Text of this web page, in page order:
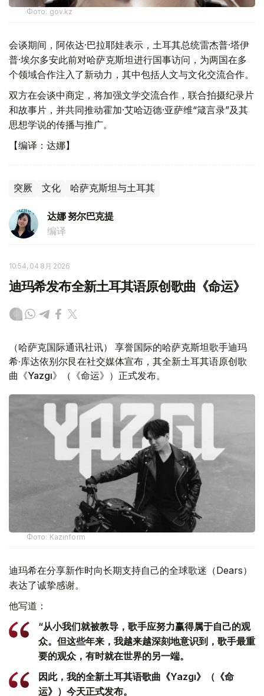
Фото: gov.kz
会谈期间，阿依达·巴拉耶娃表示，土耳其总统雷杰普·塔伊
普·埃尔多安此前对哈萨克斯坦进行国事访问，为两国在多
个领域合作注入了新动力，其中包括人文与文化交流合作。
双方在会谈中商定，将加强文学交流合作，联合拍摄纪录片
和故事片，并共同推动霍加·艾哈迈德·亚萨维“箴言录”及其
思想学说的传播与推广。
【编译：达娜】
突厥 文化 哈萨克斯坦与土耳其
达娜 努尔巴克提
编译
10:54, 04 8月 2026
迪玛希发布全新土耳其语原创歌曲《命运》
（哈萨克国际通讯社讯） 享誉国际的哈萨克斯坦歌手迪玛
希·库达依别尔艮在社交媒体宣布，其全新土耳其语原创歌
曲《Yazgı》（《命运》）正式发布。
Фото: Kazinform
迪玛希在分享新作时向长期支持自己的全球歌迷（Dears）
表达了诚挚感谢。
他写道：
“从小我们就被教导，歌手应努力赢得属于自己的观
众。但这些年来，我越来越深刻地意识到，歌手最重
要的观众，有时就在世界的另一端。
因此，我的全新土耳其语歌曲《Yazgı》（《命
运》）今天正式发布。